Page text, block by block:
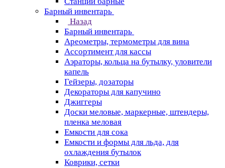
Барный инвентарь
Назад
Барный инвентарь
Ареометры, термометры для вина
Ассортимент для кассы
Аэраторы, кольца на бутылку, уловители
капель
Гейзеры, дозаторы
Декораторы для капучино
Джиггеры
Доски меловые, маркерные, штендеры,
пленка меловая
Емкости для сока
Емкости и формы для льда, для
охлаждения бутылок
Коврики, сетки